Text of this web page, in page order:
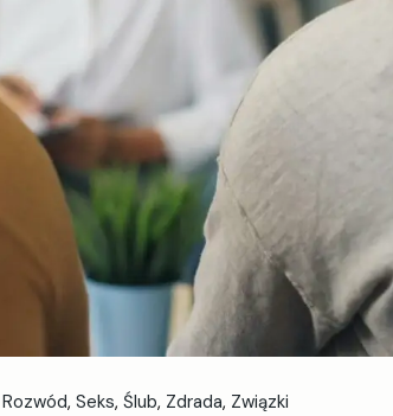
Rozwód Seks Ślub Zdrada Związki